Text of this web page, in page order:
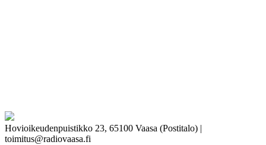
Hovioikeudenpuistikko 23, 65100 Vaasa (Postitalo) |
toimitus@radiovaasa.fi